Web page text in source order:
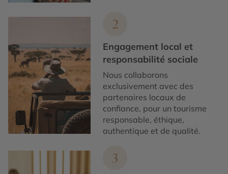
2
Engagement local et
responsabilité sociale
Nous collaborons
exclusivement avec des
partenaires locaux de
confiance, pour un tourisme
responsable, éthique,
authentique et de qualité.
3